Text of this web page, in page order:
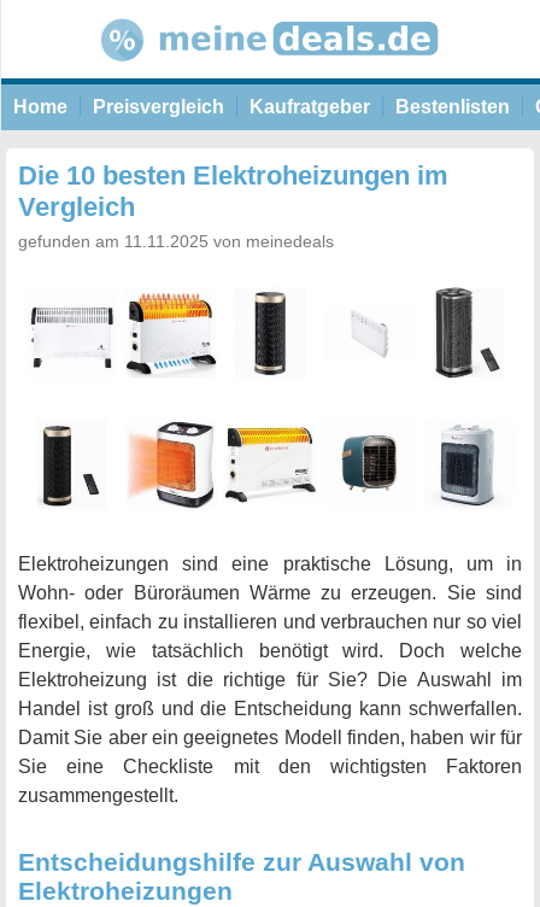
Home Preisvergleich Kaufratgeber Bestenlisten
Die 10 besten Elektroheizungen im
Vergleich
gefunden am 11.11.2025 von meinedeals
Elektroheizungen sind eine praktische Lösung, um in
Wohn- oder Büroräumen Wärme zu erzeugen. Sie sind
flexibel, einfach zu installieren und verbrauchen nur so viel
Energie, wie tatsächlich benötigt wird. Doch welche
Elektroheizung ist die richtige für Sie? Die Auswahl im
Handel ist groß und die Entscheidung kann schwerfallen.
Damit Sie aber ein geeignetes Modell finden, haben wir für
Sie eine Checkliste mit den wichtigsten Faktoren
zusammengestellt.
Entscheidungshilfe zur Auswahl von
Elektroheizungen